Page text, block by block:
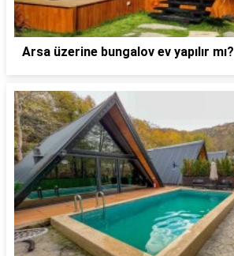
Arsa üzerine bungalov ev yapılır mı?